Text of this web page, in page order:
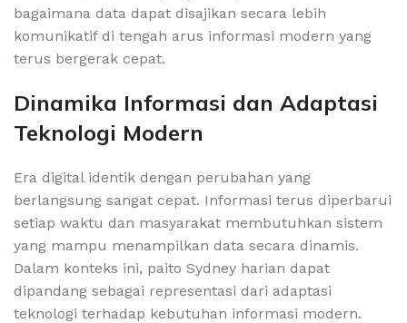
bagaimana data dapat disajikan secara lebih
komunikatif di tengah arus informasi modern yang
terus bergerak cepat.
Dinamika Informasi dan Adaptasi
Teknologi Modern
Era digital identik dengan perubahan yang
berlangsung sangat cepat. Informasi terus diperbarui
setiap waktu dan masyarakat membutuhkan sistem
yang mampu menampilkan data secara dinamis.
Dalam konteks ini, paito Sydney harian dapat
dipandang sebagai representasi dari adaptasi
teknologi terhadap kebutuhan informasi modern.